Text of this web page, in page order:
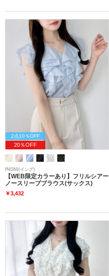
2点10％OFF
20％OFF
INGNI(イング)
【WEB限定カラーあり】フリルシアー
ノースリーブブラウス(サックス)
￥3,432